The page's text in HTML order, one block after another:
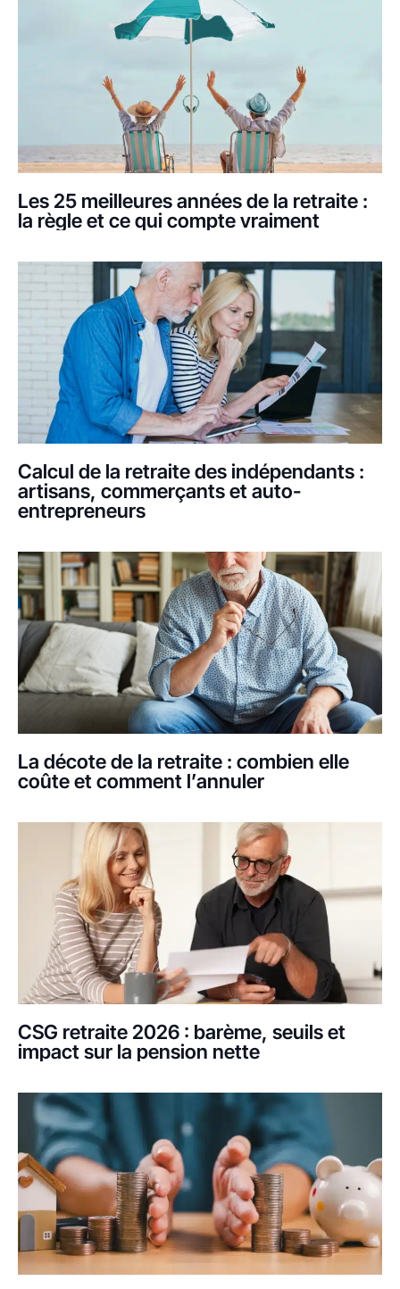
Les 25 meilleures années de la retraite :
la règle et ce qui compte vraiment
Calcul de la retraite des indépendants :
artisans, commerçants et auto-
entrepreneurs
La décote de la retraite : combien elle
coûte et comment l’annuler
CSG retraite 2026 : barème, seuils et
impact sur la pension nette